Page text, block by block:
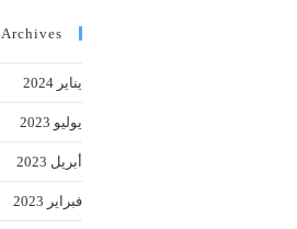
Archives
يناير 2024
يوليو 2023
أبريل 2023
فبراير 2023